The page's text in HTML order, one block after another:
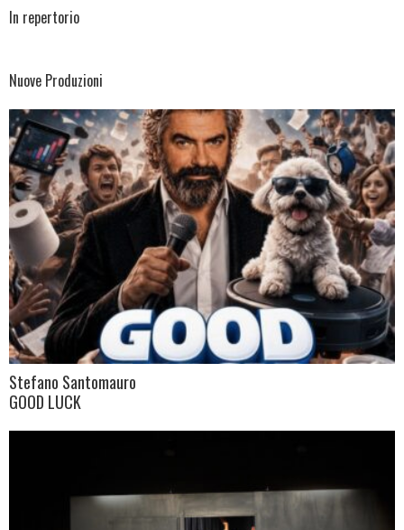
In repertorio
Nuove Produzioni
Stefano Santomauro
GOOD LUCK